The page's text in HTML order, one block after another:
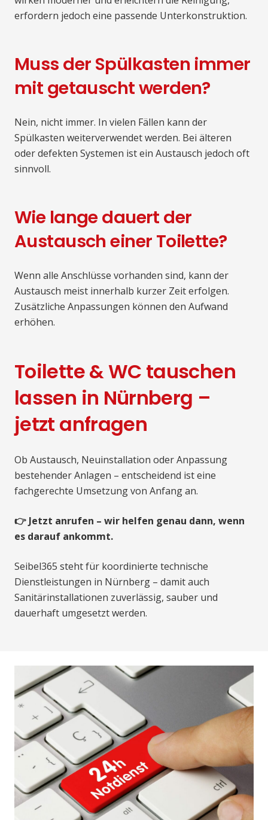
erfordern jedoch eine passende Unterkonstruktion.
Muss der Spülkasten immer
mit getauscht werden?
Nein, nicht immer. In vielen Fällen kann der
Spülkasten weiterverwendet werden. Bei älteren
oder defekten Systemen ist ein Austausch jedoch oft
sinnvoll.
Wie lange dauert der
Austausch einer Toilette?
Wenn alle Anschlüsse vorhanden sind, kann der
Austausch meist innerhalb kurzer Zeit erfolgen.
Zusätzliche Anpassungen können den Aufwand
erhöhen.
Toilette & WC tauschen
lassen in Nürnberg –
jetzt anfragen
Ob Austausch, Neuinstallation oder Anpassung
bestehender Anlagen – entscheidend ist eine
fachgerechte Umsetzung von Anfang an.
👉 Jetzt anrufen – wir helfen genau dann, wenn
es darauf ankommt.
Seibel365 steht für koordinierte technische
Dienstleistungen in Nürnberg – damit auch
Sanitärinstallationen zuverlässig, sauber und
dauerhaft umgesetzt werden.